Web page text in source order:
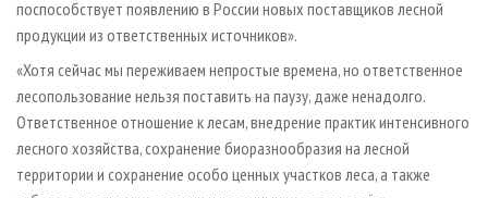
поспособствует появлению в России новых поставщиков лесной
продукции из ответственных источников».
«Хотя сейчас мы переживаем непростые времена, но ответственное
лесопользование нельзя поставить на паузу, даже ненадолго.
Ответственное отношение к лесам, внедрение практик интенсивного
лесного хозяйства, сохранение биоразнообразия на лесной
территории и сохранение особо ценных участков леса, а также